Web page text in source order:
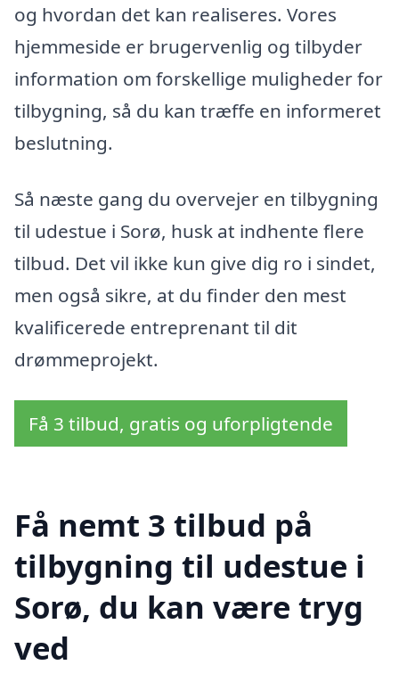
og hvordan det kan realiseres. Vores
hjemmeside er brugervenlig og tilbyder
information om forskellige muligheder for
tilbygning, så du kan træffe en informeret
beslutning.
Så næste gang du overvejer en tilbygning
til udestue i Sorø, husk at indhente flere
tilbud. Det vil ikke kun give dig ro i sindet,
men også sikre, at du finder den mest
kvalificerede entreprenant til dit
drømmeprojekt.
Få 3 tilbud, gratis og uforpligtende
Få nemt 3 tilbud på
tilbygning til udestue i
Sorø, du kan være tryg
ved